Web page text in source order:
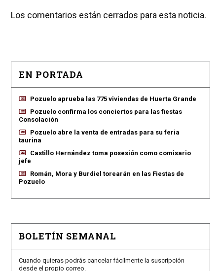
Los comentarios están cerrados para esta noticia.
EN PORTADA
Pozuelo aprueba las 775 viviendas de Huerta Grande
Pozuelo confirma los conciertos para las fiestas
Consolación
Pozuelo abre la venta de entradas para su feria
taurina
Castillo Hernández toma posesión como comisario
jefe
Román, Mora y Burdiel torearán en las Fiestas de
Pozuelo
BOLETÍN SEMANAL
Cuando quieras podrás cancelar fácilmente la suscripción
desde el propio correo.